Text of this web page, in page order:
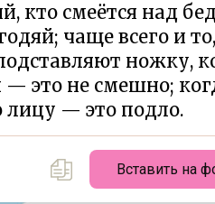
кто смеётся над
чаще всего и
ножку,
это не смешно;
лицу — это подло.
Вставить на